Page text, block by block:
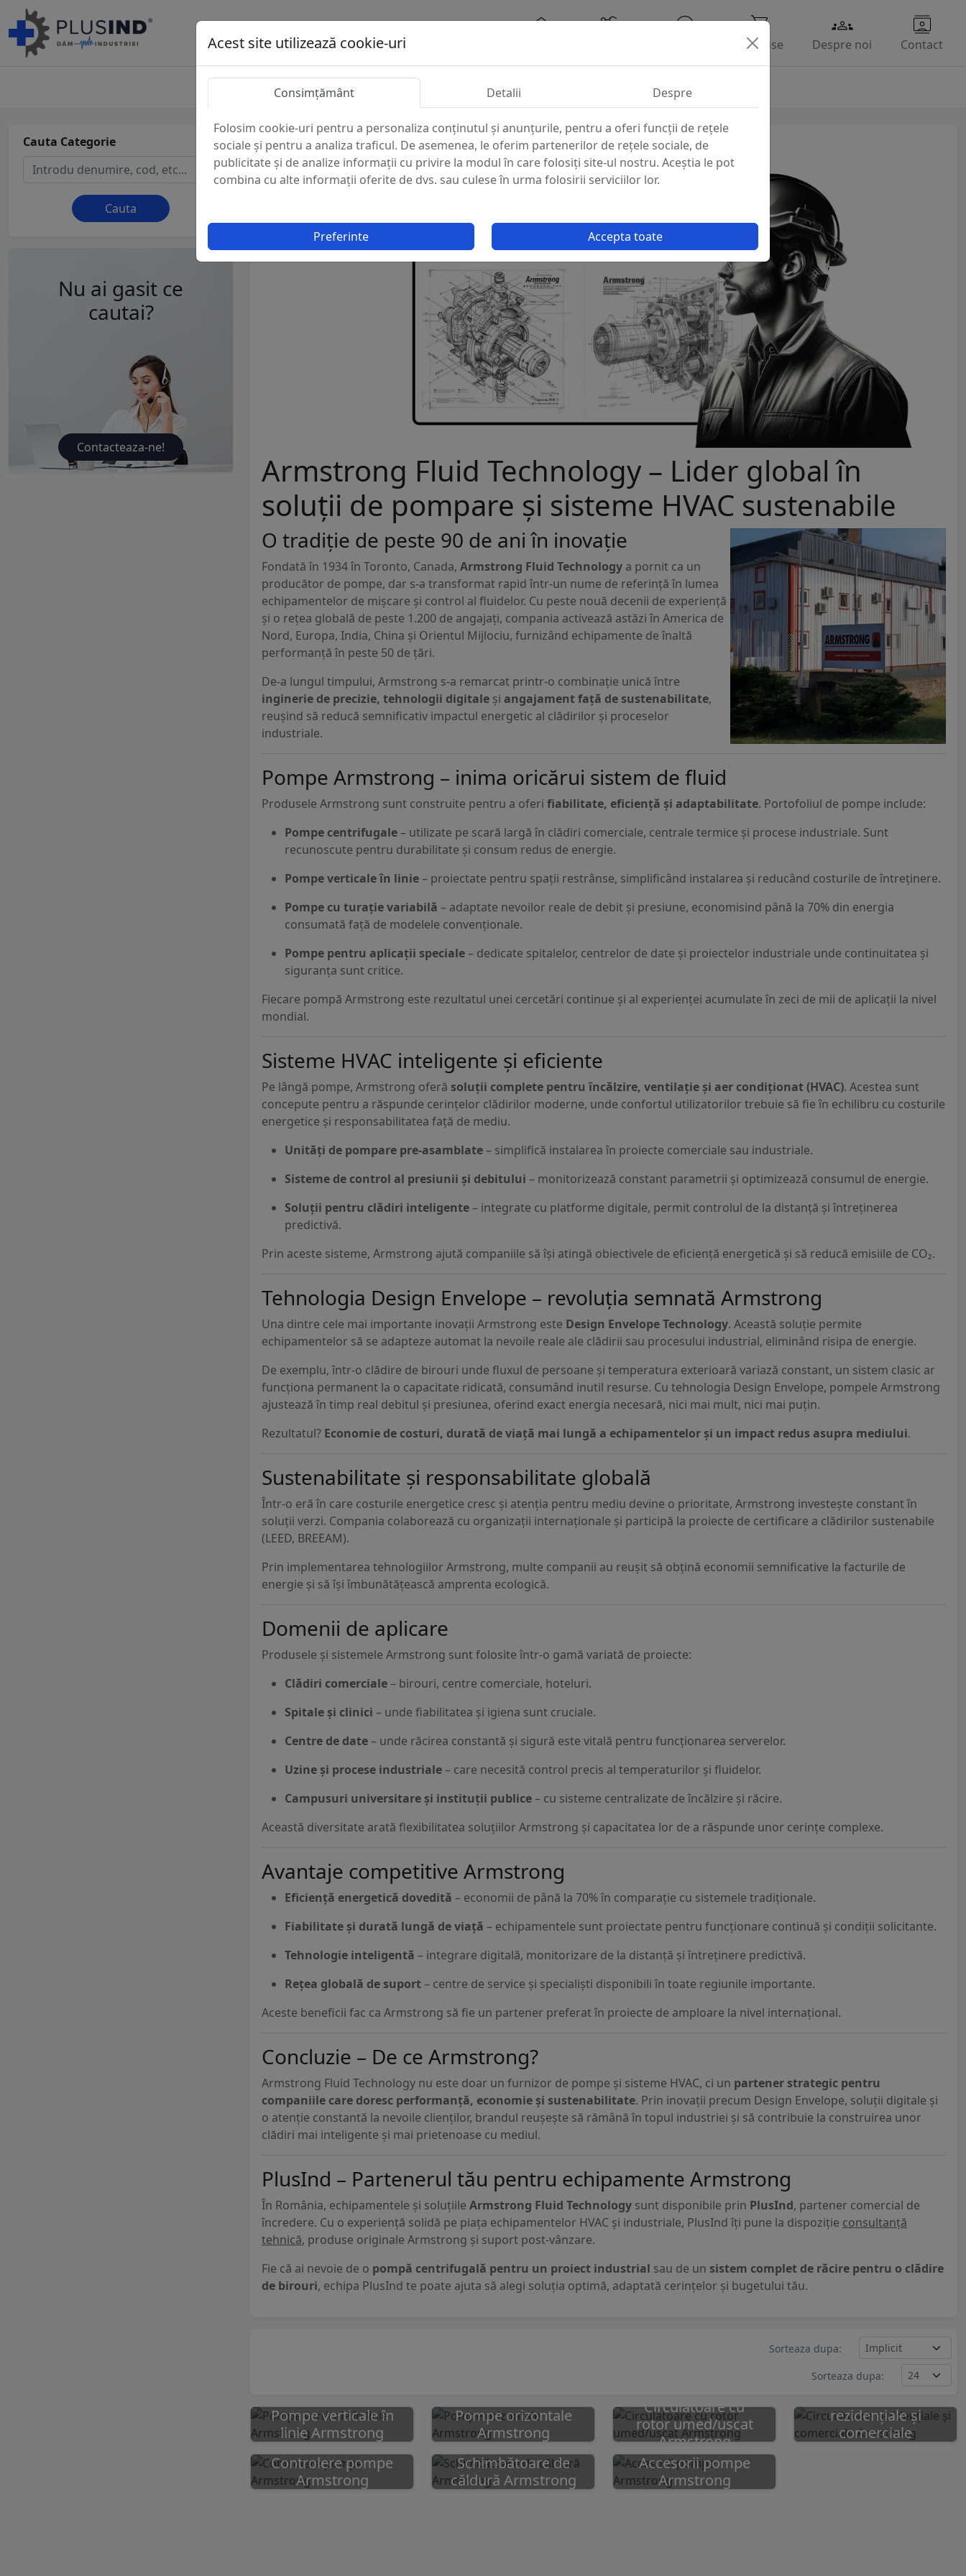
Produse Despre noi Contact
Armstrong
Cauta Categorie
Cauta
Nu ai gasit ce
cautai?
Contacteaza-ne!
Armstrong
Armstrong Fluid Technology – Lider global în
soluții de pompare și sisteme HVAC sustenabile
O tradiție de peste 90 de ani în inovație
Fondată în 1934 în Toronto, Canada, Armstrong Fluid Technology a pornit ca un
producător de pompe, dar s-a transformat rapid într-un nume de referință în lumea
echipamentelor de mișcare și control al fluidelor. Cu peste nouă decenii de experiență
și o rețea globală de peste 1.200 de angajați, compania activează astăzi în America de
Nord, Europa, India, China și Orientul Mijlociu, furnizând echipamente de înaltă
performanță în peste 50 de țări.
De-a lungul timpului, Armstrong s-a remarcat printr-o combinație unică între
inginerie de precizie, tehnologii digitale și angajament față de sustenabilitate,
reușind să reducă semnificativ impactul energetic al clădirilor și proceselor
industriale.
Pompe Armstrong – inima oricărui sistem de fluid
Produsele Armstrong sunt construite pentru a oferi fiabilitate, eficiență și adaptabilitate. Portofoliul de pompe include:
Pompe centrifugale– utilizate pe scară largă în clădiri comerciale, centrale termice și procese industriale. Sunt
recunoscute pentru durabilitate și consum redus de energie.
Pompe verticale în linie– proiectate pentru spații restrânse, simplificând instalarea și reducând costurile de întreținere.
Pompe cu turație variabilă – adaptate nevoilor reale de debit și presiune, economisind până la 70% din energia
consumată față de modelele convenționale.
Pompe pentru aplicații speciale– dedicate spitalelor, centrelor de date și proiectelor industriale unde continuitatea și
siguranța sunt critice.
Fiecare pompă Armstrong este rezultatul unei cercetări continue și al experienței acumulate în zeci de mii de aplicații la nivel
mondial.
Sisteme HVAC inteligente și eficiente
Pe lângă pompe, Armstrong oferă soluții complete pentru încălzire, ventilație și aer condiționat (HVAC). Acestea sunt
concepute pentru a răspunde cerințelor clădirilor moderne, unde confortul utilizatorilor trebuie să fie în echilibru cu costurile
energetice și responsabilitatea față de mediu.
Unități de pompare pre-asamblate– simplifică instalarea în proiecte comerciale sau industriale.
Sisteme de control al presiunii și debitului – monitorizează constant parametrii și optimizează consumul de energie.
Soluții pentru clădiri inteligente– integrate cu platforme digitale, permit controlul de la distanță și întreținerea
predictivă.
Prin aceste sisteme, Armstrong ajută companiile să își atingă obiectivele de eficiență energetică și să reducă emisiile de CO₂.
Tehnologia Design Envelope – revoluția semnată Armstrong
Una dintre cele mai importante inovații Armstrong este Design Envelope Technology. Această soluție permite
echipamentelor să se adapteze automat la nevoile reale ale clădirii sau procesului industrial, eliminând risipa de energie.
De exemplu, într-o clădire de birouri unde fluxul de persoane și temperatura exterioară variază constant, un sistem clasic ar
funcționa permanent la o capacitate ridicată, consumând inutil resurse. Cu tehnologia Design Envelope, pompele Armstrong
ajustează în timp real debitul și presiunea, oferind exact energia necesară, nici mai mult, nici mai puțin.
Rezultatul? Economie de costuri, durată de viață mai lungă a echipamentelor și un impact redus asupra mediului.
Sustenabilitate și responsabilitate globală
Într-o eră în care costurile energetice cresc și atenția pentru mediu devine o prioritate, Armstrong investește constant în
soluții verzi. Compania colaborează cu organizații internaționale și participă la proiecte de certificare a clădirilor sustenabile
(LEED, BREEAM).
Prin implementarea tehnologiilor Armstrong, multe companii au reușit să obțină economii semnificative la facturile de
energie și să își îmbunătățească amprenta ecologică.
Domenii de aplicare
Produsele și sistemele Armstrong sunt folosite într-o gamă variată de proiecte:
Clădiri comerciale– birouri, centre comerciale, hoteluri.
Spitale și clinici – unde fiabilitatea și igiena sunt cruciale.
Centre de date– unde răcirea constantă și sigură este vitală pentru funcționarea serverelor.
Uzine și procese industriale– care necesită control precis al temperaturilor și fluidelor.
Campusuri universitare și instituții publice– cu sisteme centralizate de încălzire și răcire.
Această diversitate arată flexibilitatea soluțiilor Armstrong și capacitatea lor de a răspunde unor cerințe complexe.
Avantaje competitive Armstrong
Eficiență energetică dovedită – economii de până la 70% în comparație cu sistemele tradiționale.
Fiabilitate și durată lungă de viață – echipamentele sunt proiectate pentru funcționare continuă și condiții solicitante.
Tehnologie inteligentă – integrare digitală, monitorizare de la distanță și întreținere predictivă.
Rețea globală de suport– centre de service și specialiști disponibili în toate regiunile importante.
Aceste beneficii fac ca Armstrong să fie un partener preferat în proiecte de amploare la nivel internațional.
Concluzie – De ce Armstrong?
Armstrong Fluid Technology nu este doar un furnizor de pompe și sisteme HVAC, ci un partener strategic pentru
companiile care doresc performanță, economie și sustenabilitate. Prin inovații precum Design Envelope, soluții digitale și
o atenție constantă la nevoile clienților, brandul reușește să rămână în topul industriei și să contribuie la construirea unor
clădiri mai inteligente și mai prietenoase cu mediul.
PlusInd – Partenerul tău pentru echipamente Armstrong
În România, echipamentele și soluțiile Armstrong Fluid Technology sunt disponibile prin PlusInd, partener comercial de
încredere. Cu o experiență solidă pe piața echipamentelor HVAC și industriale, PlusInd îți pune la dispoziție consultanță
tehnică, produse originale Armstrong și suport post-vânzare.
Fie că ai nevoie de o pompă centrifugală pentru un proiect industrial sau de un sistem complet de răcire pentru o clădire
de birouri, echipa PlusInd te poate ajuta să alegi soluția optimă, adaptată cerințelor și bugetului tău.
Sorteaza dupa:
Sorteaza dupa:
Pompe verticale în
linie Armstrong
Pompe orizontale
Armstrong
Circulatoare cu
rotor umed/uscat
Armstrong
rezidențiale și
comerciale
Controlere pompe
Armstrong
Schimbătoare de
căldură Armstrong
Accesorii pompe
Armstrong
Acest site utilizează cookie-uri
Consimțământ Detalii Despre
Folosim cookie-uri pentru a personaliza conținutul și anunțurile, pentru a oferi funcții de rețele
sociale și pentru a analiza traficul. De asemenea, le oferim partenerilor de rețele sociale, de
publicitate și de analize informații cu privire la modul în care folosiți site-ul nostru. Aceștia le pot
combina cu alte informații oferite de dvs. sau culese în urma folosirii serviciilor lor.
Preferinte Accepta toate